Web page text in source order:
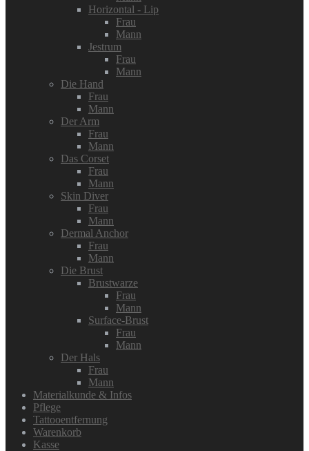
Horizontal - Lip
Frau
Mann
Jestrum
Frau
Mann
Die Hand
Frau
Mann
Der Arm
Frau
Mann
Das Corset
Frau
Mann
Skin Diver
Frau
Mann
Dermal Anchor
Frau
Mann
Die Brust
Brustwarze
Frau
Mann
Surface-Brust
Frau
Mann
Der Hals
Frau
Mann
Materialkunde & Infos
Pflege
Tattooentfernung
Warenkorb
Kasse